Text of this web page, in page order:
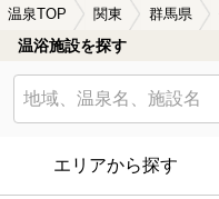
温泉TOP 関東 群馬県
温浴施設を探す
エリアから探す